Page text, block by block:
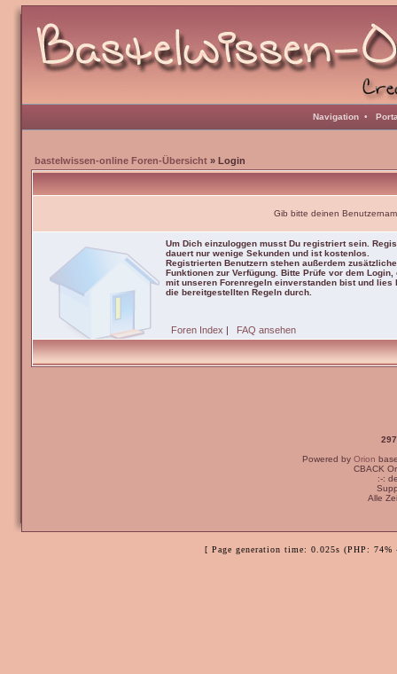
Navigation •
bastelwissen-online Foren-Übersicht » Login
Gib bitte deinen
Um Dich einzuloggen musst Du registriert sein.
dauert nur wenige Sekunden und ist kostenlos.
Registrierten Benutzern stehen außerdem zusätzliche
Funktionen zur Verfügung. Bitte Prüfe vor dem Login,
mit unseren Forenregeln einverstanden bist und lies
die bereitgestellten Regeln durch.
Foren Index | FAQ ansehen
Powered by Orion
CBACK
:-:
Alle
[ Page generation time: 0.025s (PHP: